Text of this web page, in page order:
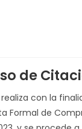
de
con la
Formal de